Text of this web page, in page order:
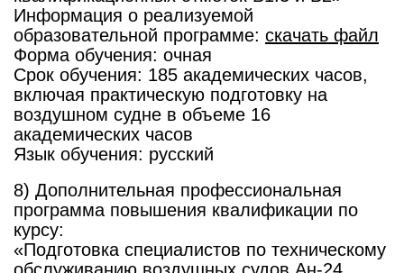
Информация о реализуемой
образовательной программе: скачать файл
Форма обучения: очная
Срок обучения: 185 академических часов,
включая практическую подготовку на
воздушном судне в объеме 16
академических часов
Язык обучения: русский
8) Дополнительная профессиональная
программа повышения квалификации по
курсу:
«Подготовка специалистов по техническому